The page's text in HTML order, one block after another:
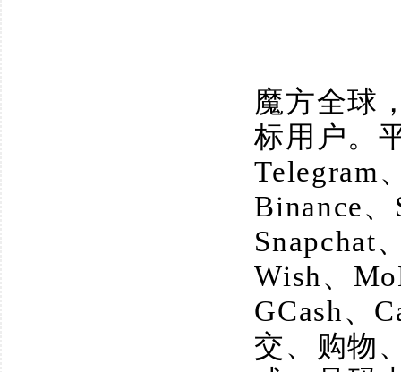
魔方全球
标用户。
Telegram
Binance
Snapchat
Wish、
GCash、
交、购物